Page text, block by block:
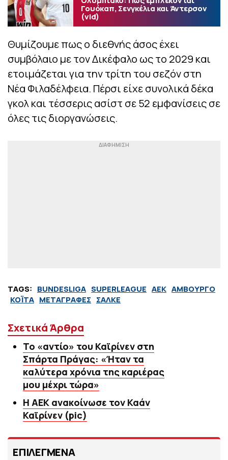
Γουόκαπ, Σενγκέλια και Άντερσον
(vid)
Θυμίζουμε πως ο διεθνής άσος έχει
συμβόλαιο με τον Δικέφαλο ως το 2029 και
ετοιμάζεται για την τρίτη του σεζόν στη
Νέα Φιλαδέλφεια. Πέρσι είχε συνολικά δέκα
γκολ και τέσσερις ασίστ σε 52 εμφανίσεις σε
όλες τις διοργανώσεις.
TAGS: BUNDESLIGA SUPERLEAGUE ΑΕΚ ΑΜΒΟΥΡΓΟ
ΚΟΪΤΑ ΜΕΤΑΓΡΑΦΕΣ ΣΑΛΚΕ
Σχετικά Άρθρα
Το «αντίο» του Καϊρίνεν στη
Σπάρτα Πράγας: «Ήταν τα
καλύτερα χρόνια της καριέρας
μου μέχρι τώρα»
Η ΑΕΚ ανακοίνωσε τον Καάν
Καϊρίνεν (pic)
ΕΠΙΛΕΓΜΕΝΑ